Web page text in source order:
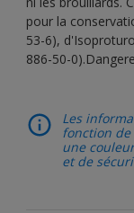
pour la
53-6),
886-50-
Les
fonction
une
et de